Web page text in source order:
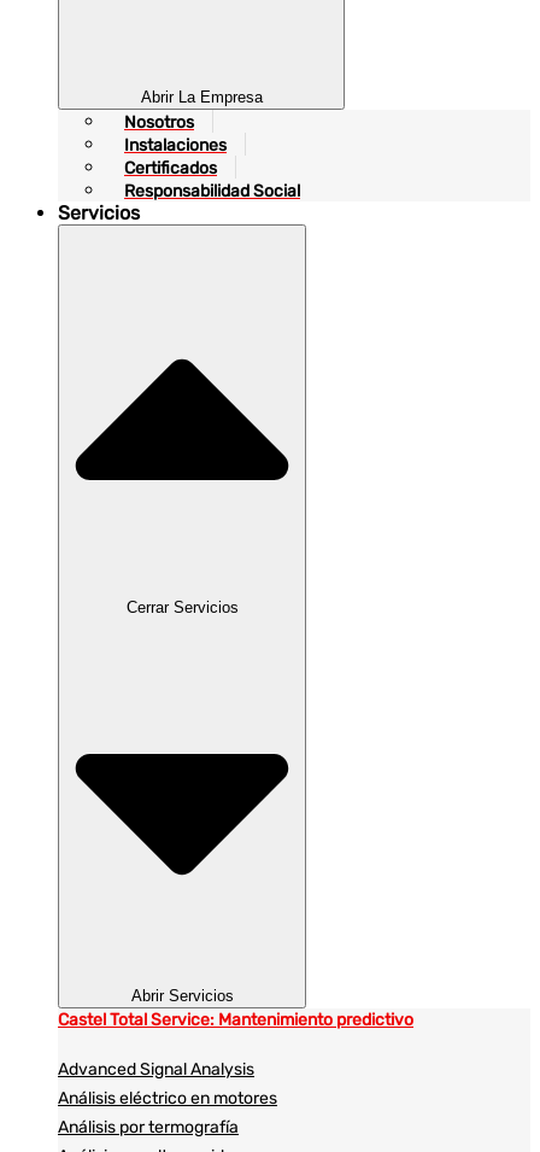
Abrir La Empresa
Nosotros
Instalaciones
Certificados
Responsabilidad Social
Servicios
Cerrar Servicios
Abrir Servicios
Castel Total Service: Mantenimiento predictivo
Advanced Signal Analysis
Análisis eléctrico en motores
Análisis por termografía